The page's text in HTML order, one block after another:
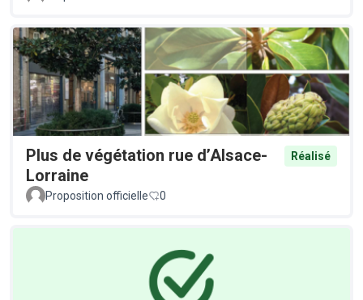
Plus de végétation rue d’Alsace-
Lorraine
Réalisé
Proposition officielle 0